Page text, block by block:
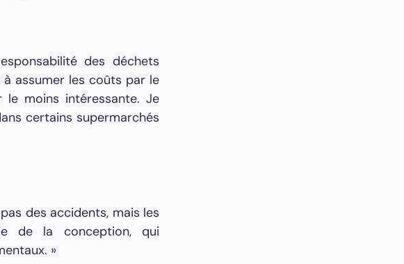
des déchets
à assumer les coûts par le
le moins intéressante. Je
certains supermarchés
des accidents, mais les
de la conception, qui
»